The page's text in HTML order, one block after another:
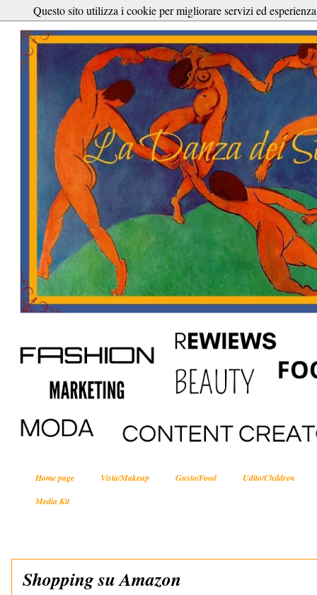
Home page Vista/Makeup Gusto/Food
Udito/Children
Media Kit
Shopping su Amazon
Questo sito utilizza i cookie per migliorare servizi ed